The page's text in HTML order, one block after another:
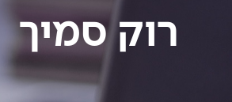
רוק סמיך